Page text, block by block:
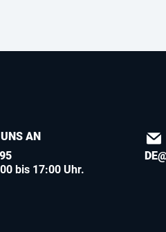
AN
bis 17:00 Uhr.